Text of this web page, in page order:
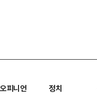
오피니언 정치